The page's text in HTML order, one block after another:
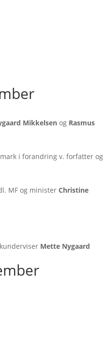
Mikkelsen og Rasmus
i forandring v. forfatter og
MF og minister Christine
Mette Nygaard